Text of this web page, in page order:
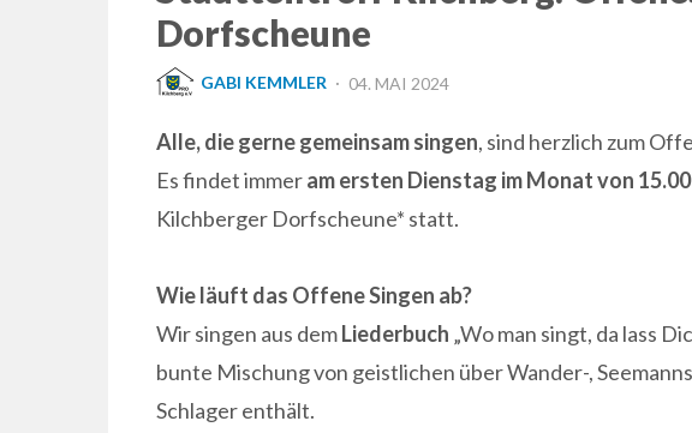
Dorfscheune
GABI KEMMLER
POSTED
04. MAI 2024
Alle, die gerne gemeinsam singen, sind herzlich zum
Es findet immeram ersten Dienstag im Monat von
Kilchberger Dorfscheune* statt.
Wie läuft das Offene Singen ab?
Wir singen aus demLiederbuch „Wo man singt, da lass
bunte Mischung von geistlichen über Wander-,
Schlager enthält.